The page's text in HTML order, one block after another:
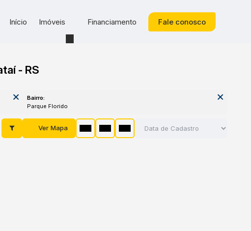
Fale conosco
Financiamento
Imóveis
Início
- RS
Bairro:
Parque Florido
Ver Mapa